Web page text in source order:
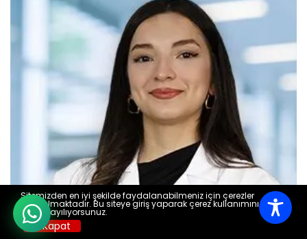
Sitemizden en iyi şekilde faydalanabilmeniz için çerezler
kullanılmaktadır. Bu siteye giriş yaparak çerez kullanımını kabul
etmiş sayılıyorsunuz.
X Kapat